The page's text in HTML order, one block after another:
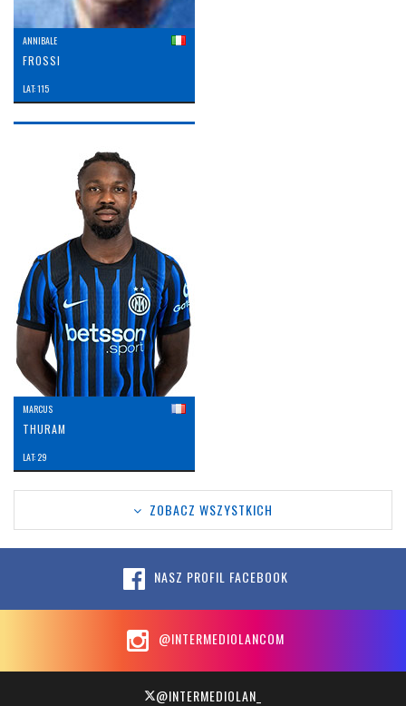
ANNIBALE
FROSSI
LAT: 115
MARCUS
THURAM
LAT: 29
ZOBACZ WSZYSTKICH
NASZ PROFIL FACEBOOK
@INTERMEDIOLANCOM
@INTERMEDIOLAN_